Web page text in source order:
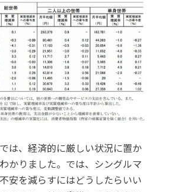
は、経済的に厳しい状況に置か
かりました。では、シングルマ
安を減らすにはどうしたらいい